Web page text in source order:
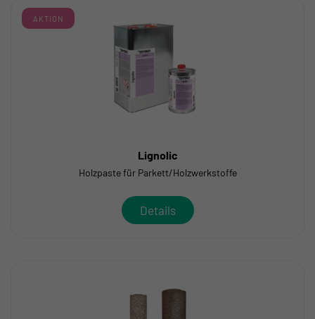
AKTION
Lignolic
Holzpaste für Parkett/Holzwerkstoffe
Details